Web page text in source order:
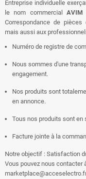
Entreprise individuelle
le nom commercialAVIM
Correspondance de pièces
mais aussi aux
Numéro de registre de
Nous sommes d'une
engagement.
Nos produits sont
en annonce.
Tous nos produits sont
Facture jointe à la
Notre objectif : Satisfaction
Vous pouvez nous contacter